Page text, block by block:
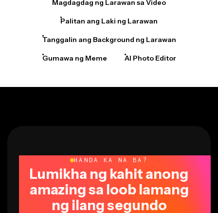
Lumikha ng kahit anong
amazing sa loob lamang
ng ilang segundo